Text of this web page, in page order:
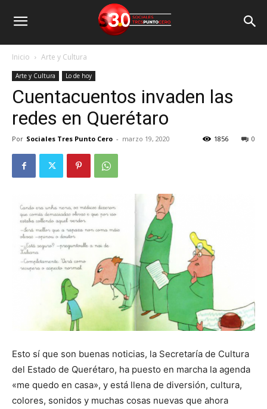
Inicio Arte y Cultura
Arte y Cultura Lo de hoy
Cuentacuentos invaden las
redes en Querétaro
Por Sociales Tres Punto Cero - marzo 19, 2020 0
1856
Esto sí que son buenas noticias, la Secretaría de Cultura
del Estado de Querétaro, ha puesto en marcha la agenda
«me quedo en casa», y está llena de diversión, cultura,
colores, sonidos y muchas cosas nuevas que ahora